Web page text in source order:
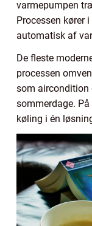
varmepumpen
Processen kører
automatisk af
De fleste
processen
som aircondition
sommerdage.
køling i én